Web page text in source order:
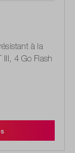
à la
4 Go Flash